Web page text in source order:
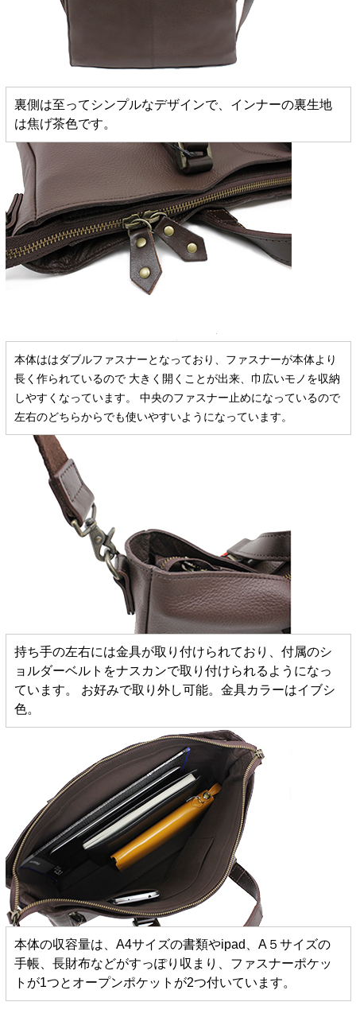
裏側は至ってシンプルなデザインで、インナーの裏生地
は焦げ茶色です。
本体ははダブルファスナーとなっており、ファスナーが本体より
長く作られているので 大きく開くことが出来、巾広いモノを収納
しやすくなっています。 中央のファスナー止めになっているので
左右のどちらからでも使いやすいようになっています。
持ち手の左右には金具が取り付けられており、付属のシ
ョルダーベルトをナスカンで取り付けられるようになっ
ています。 お好みで取り外し可能。金具カラーはイブシ
色。
本体の収容量は、A4サイズの書類やipad、A５サイズの
手帳、長財布などがすっぽり収まり、ファスナーポケッ
トが1つとオープンポケットが2つ付いています。